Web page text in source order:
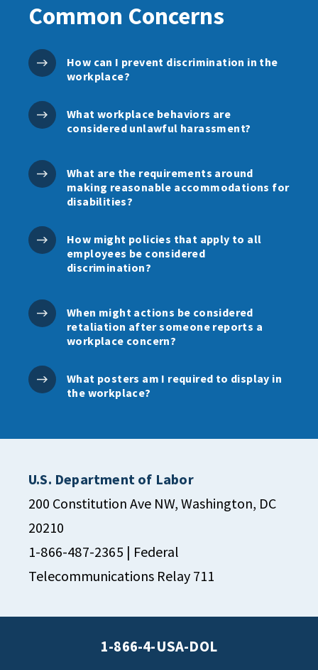
Common Concerns
How can I prevent discrimination in the
workplace?
What workplace behaviors are
considered unlawful harassment?
What are the requirements around
making reasonable accommodations for
disabilities?
How might policies that apply to all
employees be considered
discrimination?
When might actions be considered
retaliation after someone reports a
workplace concern?
What posters am I required to display in
the workplace?
U.S. Department of Labor
200 Constitution Ave NW, Washington, DC
20210
1-866-487-2365 | Federal
Telecommunications Relay 711
1-866-4-USA-DOL